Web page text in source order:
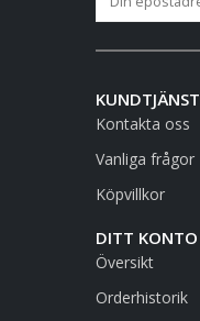
KUNDTJÄNST
Kontakta oss
Vanliga frågor
Köpvillkor
DITT KONTO
Översikt
Orderhistorik